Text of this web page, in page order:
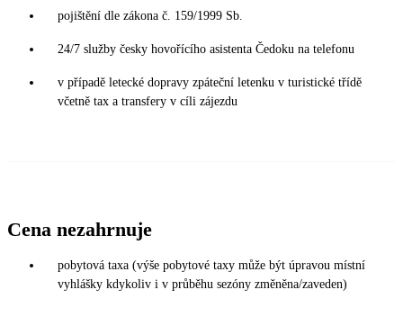
pojištění dle zákona č. 159/1999 Sb.
24/7 služby česky hovořícího asistenta Čedoku na telefonu
v případě letecké dopravy zpáteční letenku v turistické třídě
včetně tax a transfery v cíli zájezdu
Cena nezahrnuje
pobytová taxa (výše pobytové taxy může být úpravou místní
vyhlášky kdykoliv i v průběhu sezóny změněna/zaveden)